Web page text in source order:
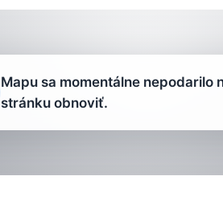
Mapu sa momentálne nepodarilo
stránku obnoviť.